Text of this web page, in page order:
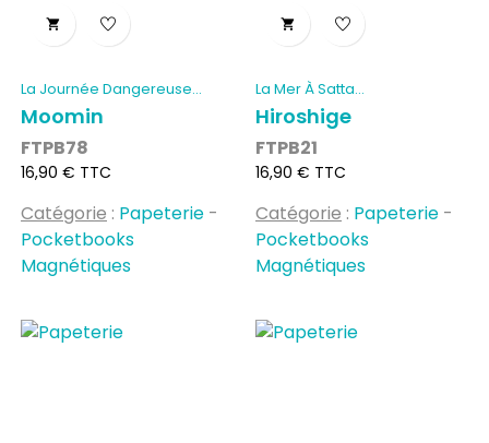

La Journée Dangereuse...
Moomin
FTPB78
Prix
16,90 € TTC
Catégorie : Papeterie -
Pocketbooks
Magnétiques

La Mer À Satta
(POCKETBOOKS...
Hiroshige
FTPB21
Prix
16,90 € TTC
Catégorie : Papeterie -
Pocketbooks
Magnétiques